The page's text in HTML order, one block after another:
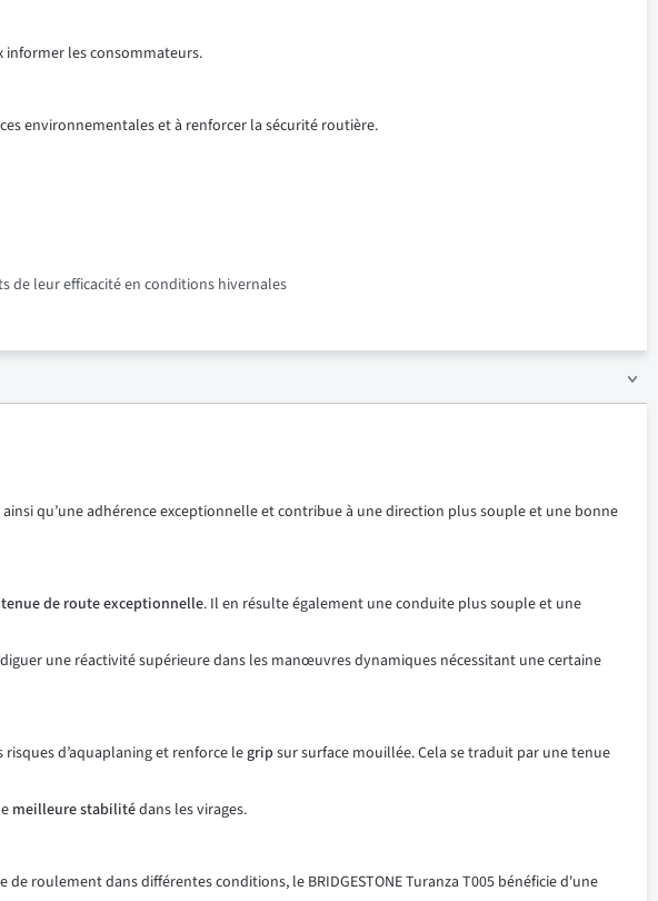
informer les consommateurs.
environnementales et à renforcer la sécurité routière.
de leur efficacité en conditions hivernales
qu’une adhérence exceptionnelle et contribue à une direction plus souple et une bonne
tenue de route exceptionnelle. Il en résulte également une conduite plus souple et une
une réactivité supérieure dans les manœuvres dynamiques nécessitant une certaine
d’aquaplaning et renforce legripsur surface mouillée. Cela se traduit par une tenue
meilleure stabilitédans les virages.
roulement dans différentes conditions, le BRIDGESTONE Turanza T005 bénéficie d'une